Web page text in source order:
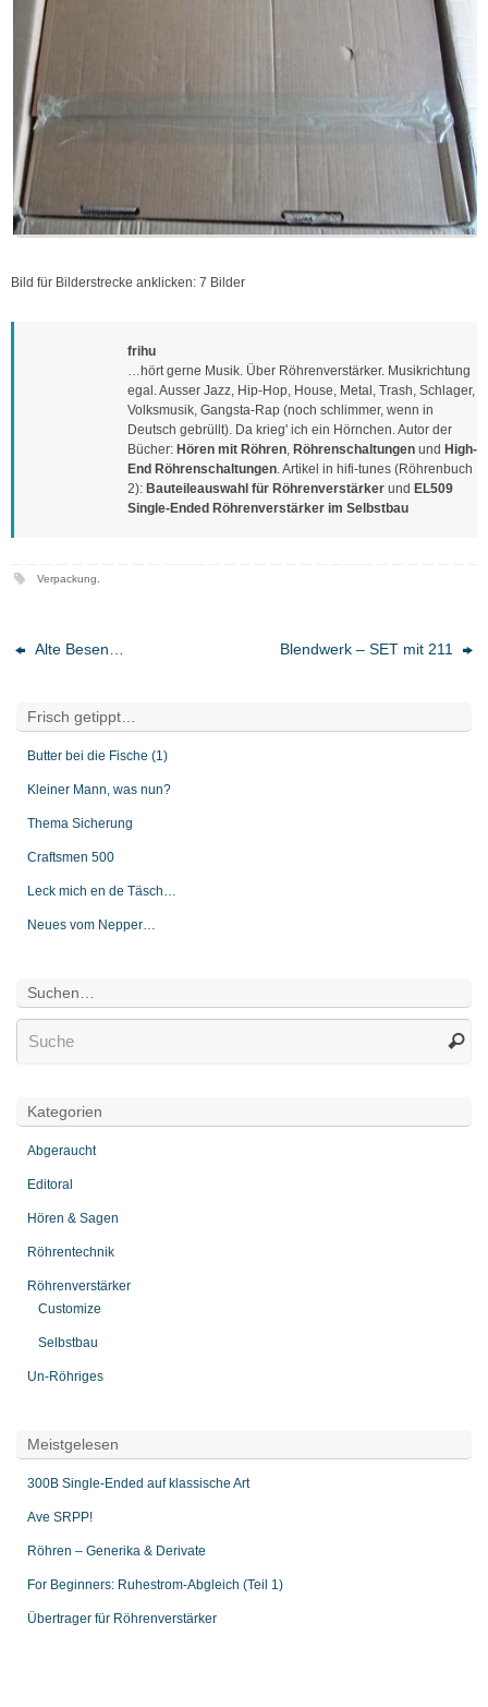
Bild für Bilderstrecke anklicken: 7 Bilder
frihu
…hört gerne Musik. Über Röhrenverstärker. Musikrichtung
egal. Ausser Jazz, Hip-Hop, House, Metal, Trash, Schlager,
Volksmusik, Gangsta-Rap (noch schlimmer, wenn in
Deutsch gebrüllt). Da krieg' ich ein Hörnchen. Autor der
Bücher: Hören mit Röhren, Röhrenschaltungen und High-
End Röhrenschaltungen. Artikel in hifi-tunes (Röhrenbuch
2): Bauteileauswahl für Röhrenverstärker und EL509
Single-Ended Röhrenverstärker im Selbstbau
Verpackung
Alte Besen… Blendwerk – SET mit 211
Frisch getippt…
Butter bei die Fische (1)
Kleiner Mann, was nun?
Thema Sicherung
Craftsmen 500
Leck mich en de Täsch…
Neues vom Nepper…
Suchen…
Kategorien
Abgeraucht
Editoral
Hören & Sagen
Röhrentechnik
Röhrenverstärker
Customize
Selbstbau
Un-Röhriges
Meistgelesen
300B Single-Ended auf klassische Art
Ave SRPP!
Röhren – Generika & Derivate
For Beginners: Ruhestrom-Abgleich (Teil 1)
Übertrager für Röhrenverstärker